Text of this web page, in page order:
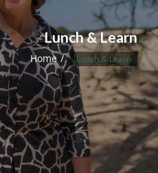
Lunch & Learn
Home Lunch & Learn